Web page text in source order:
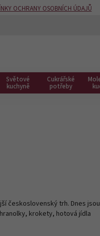
OCHRANY OSOBNÍCH ÚDAJŮ
Světové
kuchyně
Cukrářské
potřeby
československý trh. Dnes jsou
krokety, hotová jídla